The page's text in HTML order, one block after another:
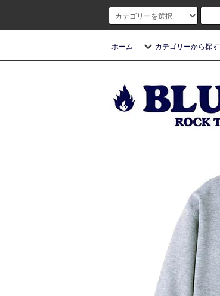
ホーム カテゴリーから探す